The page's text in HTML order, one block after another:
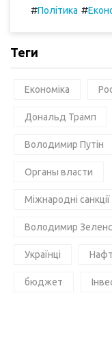
#Політика #
Теги
Економіка
Дональд Трамп
Володимир Путін
Органы власти
Міжнародні
Володимир
Українці
бюджет